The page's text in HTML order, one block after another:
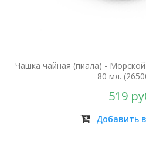
Чашка чайная (пиала) -
80 мл.
519
Добавить